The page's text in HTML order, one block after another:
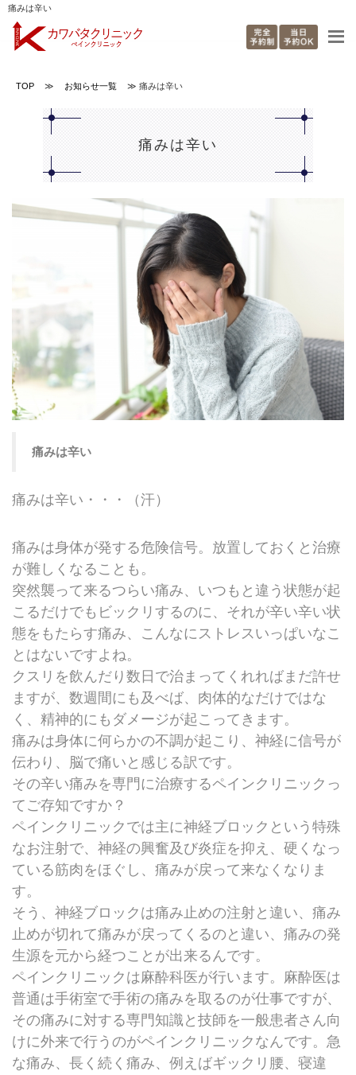
痛みは辛い
TOP ≫ お知らせ一覧 ≫ 痛みは辛い
痛みは辛い
痛みは辛い
痛みは辛い・・・（汗）
痛みは身体が発する危険信号。放置しておくと治療
が難しくなることも。
突然襲って来るつらい痛み、いつもと違う状態が起
こるだけでもビックリするのに、それが辛い辛い状
態をもたらす痛み、こんなにストレスいっぱいなこ
とはないですよね。
クスリを飲んだり数日で治まってくれればまだ許せ
ますが、数週間にも及べば、肉体的なだけではな
く、精神的にもダメージが起こってきます。
痛みは身体に何らかの不調が起こり、神経に信号が
伝わり、脳で痛いと感じる訳です。
その辛い痛みを専門に治療するペインクリニックっ
てご存知ですか？
ペインクリニックでは主に神経ブロックという特殊
なお注射で、神経の興奮及び炎症を抑え、硬くなっ
ている筋肉をほぐし、痛みが戻って来なくなりま
す。
そう、神経ブロックは痛み止めの注射と違い、痛み
止めが切れて痛みが戻ってくるのと違い、痛みの発
生源を元から経つことが出来るんです。
ペインクリニックは麻酔科医が行います。麻酔医は
普通は手術室で手術の痛みを取るのが仕事ですが、
その痛みに対する専門知識と技師を一般患者さん向
けに外来で行うのがペインクリニックなんです。急
な痛み、長く続く痛み、例えばギックリ腰、寝違